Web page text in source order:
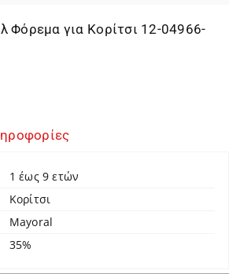
Φόρεμα για Κορίτσι 12-04966-
1 έως 9 ετών
Κορίτσι
Mayoral
35%